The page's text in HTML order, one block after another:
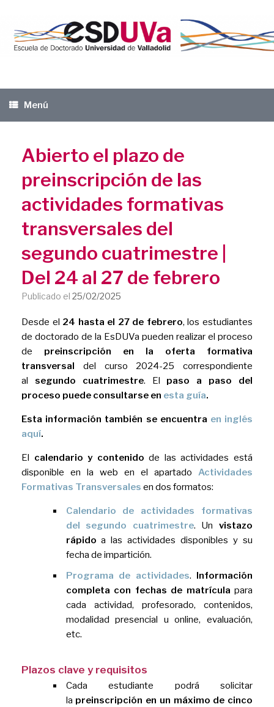
contenido
Menú
Abierto el plazo de
preinscripción de las
actividades formativas
transversales del
segundo cuatrimestre |
Del 24 al 27 de febrero
Publicado el 25/02/2025
Desde el 24 hasta el 27 de febrero, los estudiantes
de doctorado de la EsDUVa pueden realizar el proceso
de preinscripción en la oferta formativa
transversal del curso 2024-25 correspondiente
al segundo cuatrimestre. El paso a paso del
proceso puede consultarse en esta guía.
Esta información también se encuentra en inglés
aquí.
El calendario y contenido de las actividades está
disponible en la web en el apartado Actividades
Formativas Transversales en dos formatos:
Calendario de actividades formativas
del segundo cuatrimestre. Un vistazo
rápido a las actividades disponibles y su
fecha de impartición.
Programa de actividades. Información
completa con fechas de matrícula para
cada actividad, profesorado, contenidos,
modalidad presencial u online, evaluación,
etc.
Plazos clave y requisitos
Cada estudiante podrá solicitar
la preinscripción en un máximo de cinco